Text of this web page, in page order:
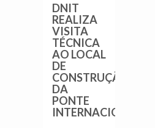
DNIT
REALIZA
VISITA
TÉCNICA
AO LOCAL
DE
CONSTRUÇÃO
DA
PONTE
INTERNACIONAL